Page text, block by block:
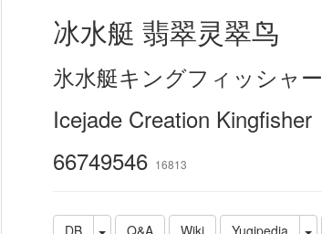
冰水艇 翡翠灵翠鸟
氷水艇キングフィッシャー
Icejade Creation Kingfisher
66749546 16813